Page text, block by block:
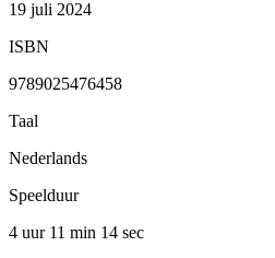
19 juli 2024
ISBN
9789025476458
Taal
Nederlands
Speelduur
4 uur 11 min 14 sec